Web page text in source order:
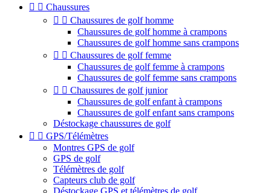
  Chaussures
  Chaussures de golf homme
Chaussures de golf homme à crampons
Chaussures de golf homme sans crampons
  Chaussures de golf femme
Chaussures de golf femme à crampons
Chaussures de golf femme sans crampons
  Chaussures de golf junior
Chaussures de golf enfant à crampons
Chaussures de golf enfant sans crampons
Déstockage chaussures de golf
  GPS/Télémètres
Montres GPS de golf
GPS de golf
Télémètres de golf
Capteurs club de golf
Déstockage GPS et télémètres de golf